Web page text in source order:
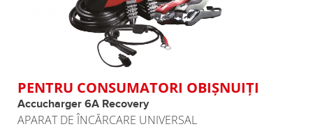
PENTRU CONSUMATORI OBIŞNUIŢI
Accucharger 6A Recovery
APARAT DE ÎNCĂRCARE UNIVERSAL